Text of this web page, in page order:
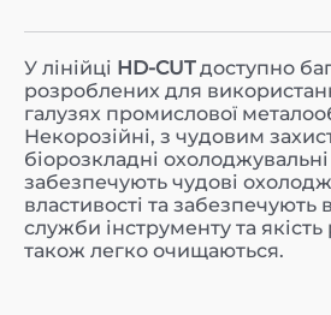
У лінійці HD-CUTдоступно
розроблених для
галузях промислової
Некорозійні, з чудовим
біорозкладні
забезпечують чудові
властивості та забезпечують
служби інструменту та
також легко очищаються.